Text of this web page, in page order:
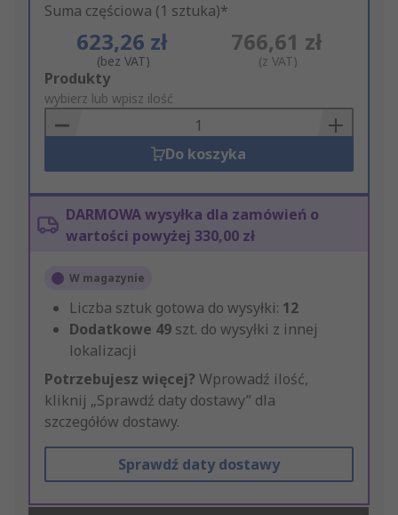
Suma częściowa (1 sztuka)*
623,26 zł
(bez VAT)
766,61 zł
(z VAT)
Add
to
Basket
Produkty
wybierz lub wpisz ilość
Do koszyka
DARMOWA wysyłka dla zamówień o
wartości powyżej 330,00 zł
W magazynie
Liczba sztuk gotowa do wysyłki: 12
Dodatkowe 49 szt. do wysyłki z innej
lokalizacji
Potrzebujesz więcej? Wprowadź ilość,
kliknij „Sprawdź daty dostawy” dla
szczegółów dostawy.
Sprawdź daty dostawy